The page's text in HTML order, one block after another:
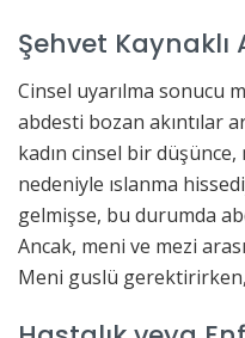
Şehvet Kaynaklı
Cinsel uyarılma sonucu
abdesti bozan akıntılar
kadın cinsel bir
nedeniyle ıslanma
gelmişse, bu durumda
Ancak, meni ve mezi
Meni guslü